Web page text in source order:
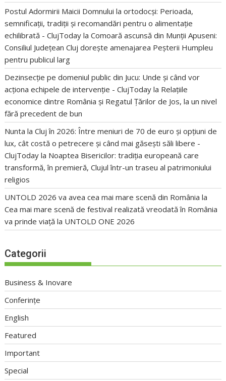
Postul Adormirii Maicii Domnului la ortodocși: Perioada,
semnificații, tradiții și recomandări pentru o alimentație
echilibrată - ClujToday laComoară ascunsă din Munții Apuseni:
Consiliul Județean Cluj dorește amenajarea Peșterii Humpleu
pentru publicul larg
Dezinsecție pe domeniul public din Jucu: Unde și când vor
acționa echipele de intervenție - ClujToday la Relațiile
economice dintre România și Regatul Țărilor de Jos, la un nivel
fără precedent de bun
Nunta la Cluj în 2026: Între meniuri de 70 de euro și opțiuni de
lux, cât costă o petrecere și când mai găsești săli libere -
ClujToday la Noaptea Bisericilor: tradiția europeană care
transformă, în premieră, Clujul într-un traseu al patrimoniului
religios
UNTOLD 2026 va avea cea mai mare scenă din România la
Cea mai mare scenă de festival realizată vreodată în România
va prinde viață la UNTOLD ONE 2026
Categorii
Business & Inovare
Conferințe
English
Featured
Important
Special